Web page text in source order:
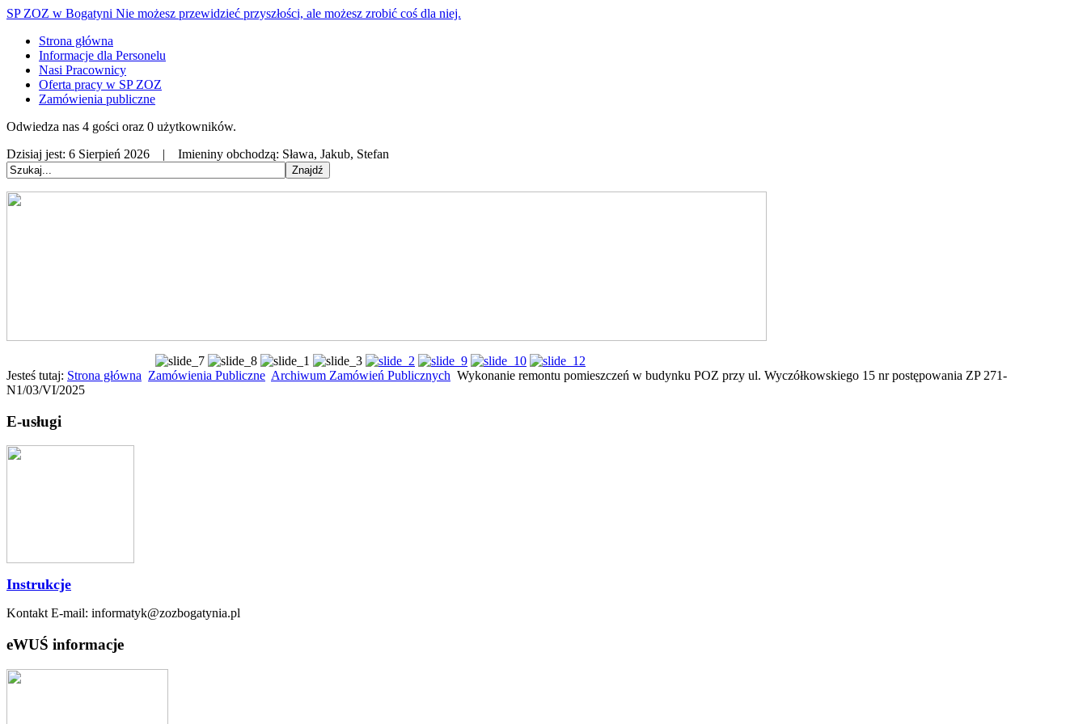
SP ZOZ w Bogatyni Nie możesz przewidzieć przyszłości, ale możesz zrobić coś dla niej.
Strona główna
Informacje dla Personelu
Nasi Pracownicy
Oferta pracy w SP ZOZ
Zamówienia publiczne
Odwiedza nas 4 gości oraz 0 użytkowników.
Dzisiaj jest: 6 Sierpień 2026 | Imieniny obchodzą: Sława, Jakub, Stefan
Jesteś tutaj: Strona główna Zamówienia Publiczne Archiwum Zamówień Publicznych Wykonanie remontu pomieszczeń w budynku POZ przy ul. Wyczółkowskiego 15 nr postępowania ZP 271-
N1/03/VI/2025
E-usługi
Instrukcje
Kontakt E-mail: informatyk@zozbogatynia.pl
eWUŚ informacje